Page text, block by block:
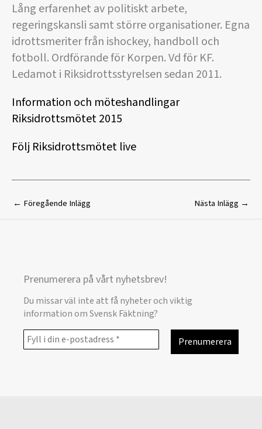
Lång erfarenhet av politiskt arbete,
regeringskansli samt större organisationer. Egna
idrottsmeriter från ishockey, handboll och
fotboll. Ordförande för Korpen. Vd för KF.
Ledamot i Riksidrottsstyrelsen sedan 2011.
Information och möteshandlingar
Riksidrottsmötet 2015
Följ Riksidrottsmötet live
← Föregående Inlägg Nästa Inlägg →
Prenumerera på vårt nyhetsbrev!
Du missar väl inte att få nyheter och viktig
information om Svensk Fäktning?